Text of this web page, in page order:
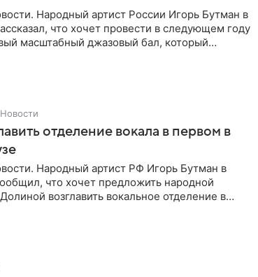
Народный артист России Игорь Бутман в
что хочет провести в следующем году
масштабный джазовый бал, который
отделение вокала в первом в
Народный артист РФ Игорь Бутман в
что хочет предложить народной
возглавить вокальное отделение в